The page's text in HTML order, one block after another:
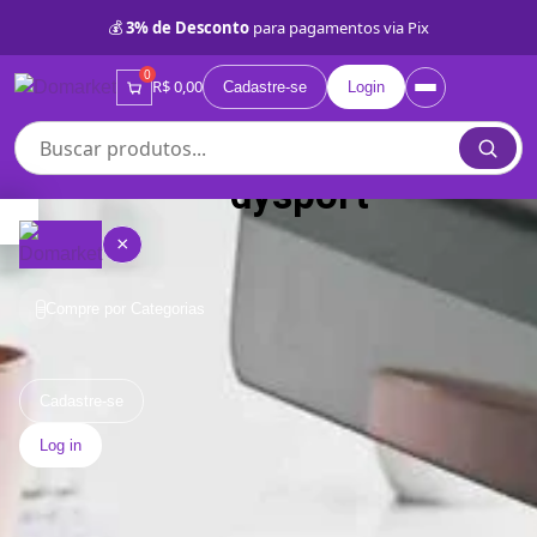
💰3% de Desconto para pagamentos via Pix
0
R$ 0,00 Cadastre-se Login
×
somos
Lojas
Próprias
Cadastre-se
Log in
dysport